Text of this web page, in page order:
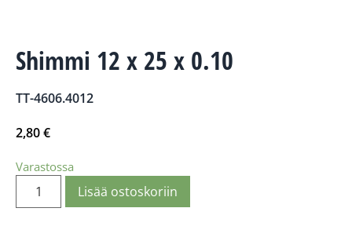
Shimmi 12 x 25 x 0.10
TT-4606.4012
2,80€
Varastossa
Lisää ostoskoriin